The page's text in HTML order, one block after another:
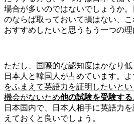
場合が多いのではないでしょうか
のならば取っておいて損はない、
おすすめしたいと思うもう一つの理
ただし、 国際的な認知度はかなり低
日本人と韓国人が占めています。よ
をふまえて英語力を証明したいと
機会がないため他の試験を受験す
日本国内で、日本人相手に英語力
えておくと良いでしょう。